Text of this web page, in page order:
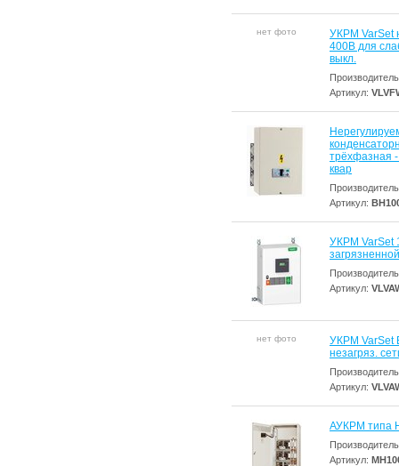
нет фото
УКРМ VarSet
400В для
выкл.
Артикул:
трёхфазная
квар
Артикул:
УКРМ VarSet
Артикул:
нет фото
УКРМ VarSet
незагряз.
Артикул:
АУКРМ типа
Артикул: